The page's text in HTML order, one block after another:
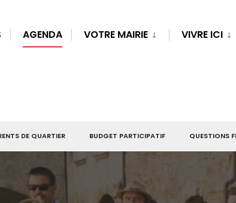
AGENDA VOTRE MAIRIE VIVRE ICI
DE QUARTIER BUDGET PARTICIPATIF QUESTIONS